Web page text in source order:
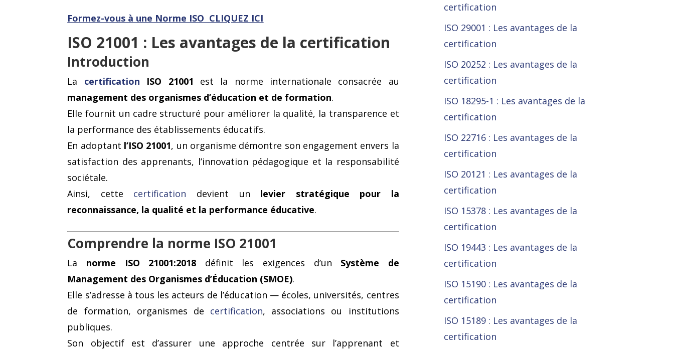
Formez-vous à une Norme ISO CLIQUEZ ICI
ISO 21001 : Les avantages de la certification
Introduction
La certification ISO 21001 est la norme internationale consacrée au
management des organismes d’éducation et de formation.
Elle fournit un cadre structuré pour améliorer la qualité, la transparence et
la performance des établissements éducatifs.
En adoptant l’ISO 21001, un organisme démontre son engagement envers la
satisfaction des apprenants, l’innovation pédagogique et la responsabilité
sociétale.
Ainsi, cette certification devient un levier stratégique pour la
reconnaissance, la qualité et la performance éducative.
Comprendre la norme ISO 21001
La norme ISO 21001:2018 définit les exigences d’un Système de
Management des Organismes d’Éducation (SMOE).
Elle s’adresse à tous les acteurs de l’éducation — écoles, universités, centres
de formation, organismes de certification, associations ou institutions
publiques.
Son objectif est d’assurer une approche centrée sur l’apprenant et
certification
ISO 29001 : Les avantages de la
certification
ISO 20252 : Les avantages de la
certification
ISO 18295-1 : Les avantages de la
certification
ISO 22716 : Les avantages de la
certification
ISO 20121 : Les avantages de la
certification
ISO 15378 : Les avantages de la
certification
ISO 19443 : Les avantages de la
certification
ISO 15190 : Les avantages de la
certification
ISO 15189 : Les avantages de la
certification